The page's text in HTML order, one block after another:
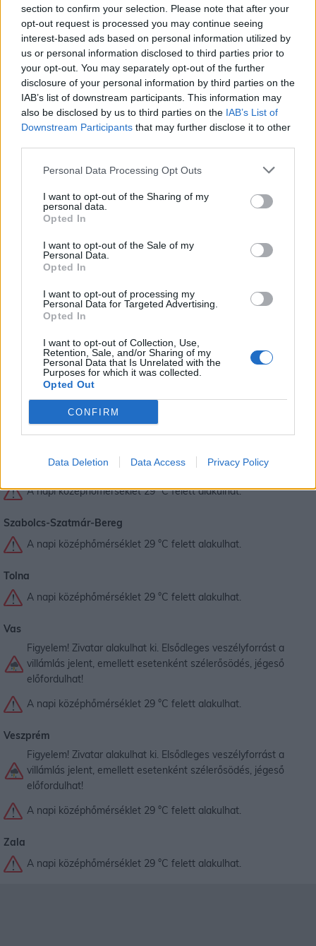
section to confirm your selection. Please note that after your
opt-out request is processed you may continue seeing
interest-based ads based on personal information utilized by
us or personal information disclosed to third parties prior to
your opt-out. You may separately opt-out of the further
disclosure of your personal information by third parties on the
IAB’s list of downstream participants. This information may
also be disclosed by us to third parties on the IAB’s List of
Downstream Participants that may further disclose it to other
Personal Data Processing Opt Outs
I want to opt-out of the Sharing of my
personal data.
Opted In
I want to opt-out of the Sale of my
Personal Data.
Opted In
I want to opt-out of processing my
Personal Data for Targeted Advertising.
Opted In
I want to opt-out of Collection, Use,
Retention, Sale, and/or Sharing of my
Personal Data that Is Unrelated with the
Purposes for which it was collected.
Opted Out
CONFIRM
Data Deletion Data Access Privacy Policy
A napi középhőmérséklet 29 °C felett alakulhat.
Hajdú-Bihar
A napi középhőmérséklet 29 °C felett alakulhat.
Heves
Figyelem! Zivatar alakulhat ki. Elsődleges veszélyforrást a
villámlás jelent, emellett esetenként szélerősödés, jégeső
előfordulhat!
A napi középhőmérséklet 29 °C felett alakulhat.
Jász-Nagykun-Szolnok
Figyelem! Zivatar alakulhat ki. Elsődleges veszélyforrást a
előfordulhat!
Komárom-Esztergom
Figyelem! Zivatar alakulhat ki. Elsődleges veszélyforrást a
villámlás jelent, emellett esetenként szélerősödés, jégeső
előfordulhat!
A napi középhőmérséklet 29 °C felett alakulhat.
A napi középhőmérséklet 29 °C felett alakulhat.
Szabolcs-Szatmár-Bereg
A napi középhőmérséklet 29 °C felett alakulhat.
Tolna
A napi középhőmérséklet 29 °C felett alakulhat.
Vas
Figyelem! Zivatar alakulhat ki. Elsődleges veszélyforrást a
villámlás jelent, emellett esetenként szélerősödés, jégeső
előfordulhat!
A napi középhőmérséklet 29 °C felett alakulhat.
Veszprém
Figyelem! Zivatar alakulhat ki. Elsődleges veszélyforrást a
villámlás jelent, emellett esetenként szélerősödés, jégeső
előfordulhat!
A napi középhőmérséklet 29 °C felett alakulhat.
Zala
A napi középhőmérséklet 29 °C felett alakulhat.